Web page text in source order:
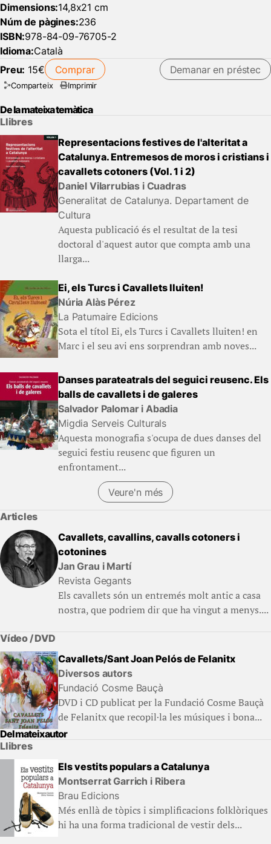
Dimensions:14,8x21 cm
Núm de pàgines:236
ISBN:978-84-09-76705-2
Idioma:Català
Preu: 15€ Comprar Demanar en préstec
Comparteix Imprimir
De la mateixa temàtica
Llibres
Representacions festives de l'alteritat a
Catalunya. Entremesos de moros i cristians i
cavallets cotoners (Vol. 1 i 2)
Daniel Vilarrubias i Cuadras
Generalitat de Catalunya. Departament de
Cultura
Aquesta publicació és el resultat de la tesi
doctoral d'aquest autor que compta amb una
llarga...
Ei, els Turcs i Cavallets lluiten!
Núria Alàs Pérez
La Patumaire Edicions
Sota el títol Ei, els Turcs i Cavallets lluiten! en
Marc i el seu avi ens sorprendran amb noves...
Danses parateatrals del seguici reusenc. Els
balls de cavallets i de galeres
Salvador Palomar i Abadia
Migdia Serveis Culturals
Aquesta monografia s'ocupa de dues danses del
seguici festiu reusenc que figuren un
enfrontament...
Veure'n més
Articles
Cavallets, cavallins, cavalls cotoners i
cotonines
Jan Grau i Martí
Revista Gegants
Els cavallets són un entremés molt antic a casa
nostra, que podriem dir que ha vingut a menys....
Vídeo / DVD
Cavallets/Sant Joan Pelós de Felanitx
Diversos autors
Fundació Cosme Bauçà
DVD i CD publicat per la Fundació Cosme Bauçà
de Felanitx que recopil·la les músiques i bona...
Del mateix autor
Llibres
Els vestits populars a Catalunya
Montserrat Garrich i Ribera
Brau Edicions
Més enllà de tòpics i simplificacions folklòriques
hi ha una forma tradicional de vestir dels...